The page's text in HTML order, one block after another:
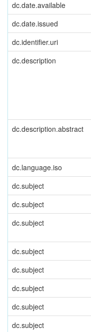
dc.date.available
dc.date.issued
dc.identifier.uri
dc.description
dc.description.abstract
dc.language.iso
dc.subject
dc.subject
dc.subject
dc.subject
dc.subject
dc.subject
dc.subject
dc.subject